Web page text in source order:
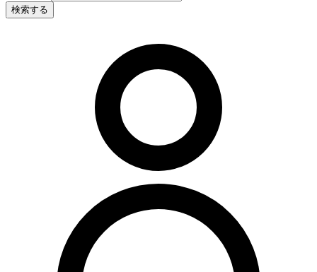
検索する